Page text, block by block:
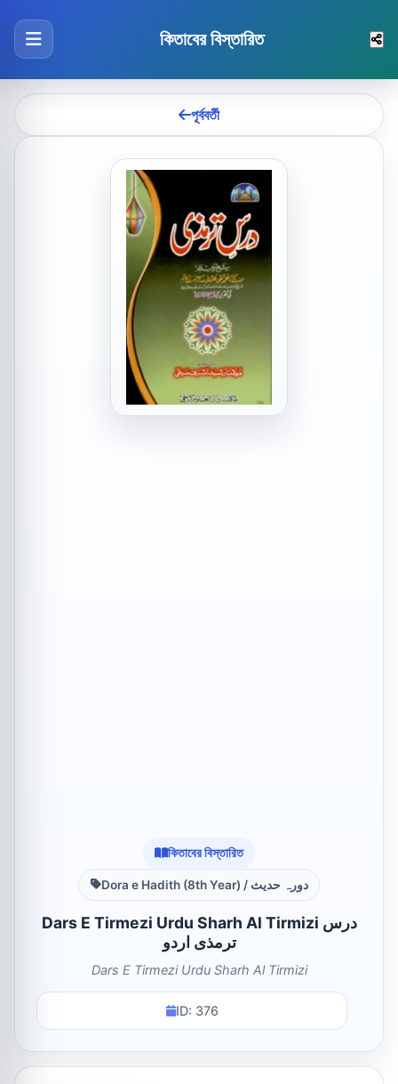
কিতাবের বিস্তারিত
পূর্ববর্তী
কিতাবের বিস্তারিত
Dora e Hadith (8th Year) / دورہ حدیث
Dars E Tirmezi Urdu Sharh Al Tirmizi درس
ترمذی اردو
Dars E Tirmezi Urdu Sharh Al Tirmizi
ID: 376